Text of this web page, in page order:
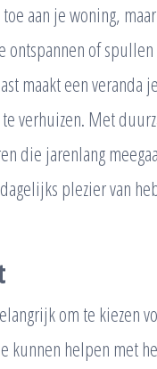
aan je woning,
of
maakt een veranda
verhuizen. Met
die jarenlang
plezier van
om te kiezen
kunnen helpen met